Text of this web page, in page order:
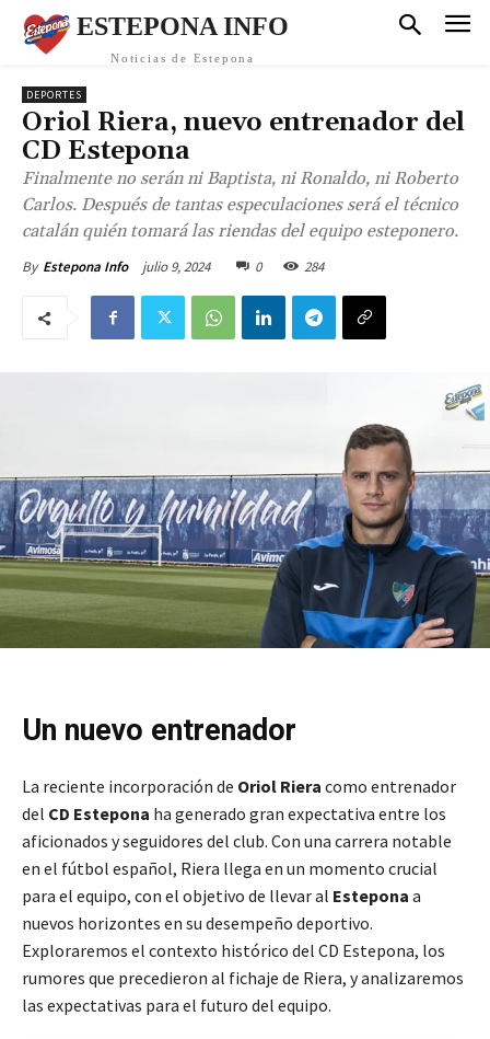
ESTEPONA INFO
Noticias de Estepona
DEPORTES
Oriol Riera, nuevo entrenador del
CD Estepona
Finalmente no serán ni Baptista, ni Ronaldo, ni Roberto
Carlos. Después de tantas especulaciones será el técnico
catalán quién tomará las riendas del equipo esteponero.
By Estepona Info julio 9, 2024 0 284
Un nuevo entrenador
La reciente incorporación de Oriol Riera como entrenador
del CD Estepona ha generado gran expectativa entre los
aficionados y seguidores del club. Con una carrera notable
en el fútbol español, Riera llega en un momento crucial
para el equipo, con el objetivo de llevar al Estepona a
nuevos horizontes en su desempeño deportivo.
Exploraremos el contexto histórico del CD Estepona, los
rumores que precedieron al fichaje de Riera, y analizaremos
las expectativas para el futuro del equipo.